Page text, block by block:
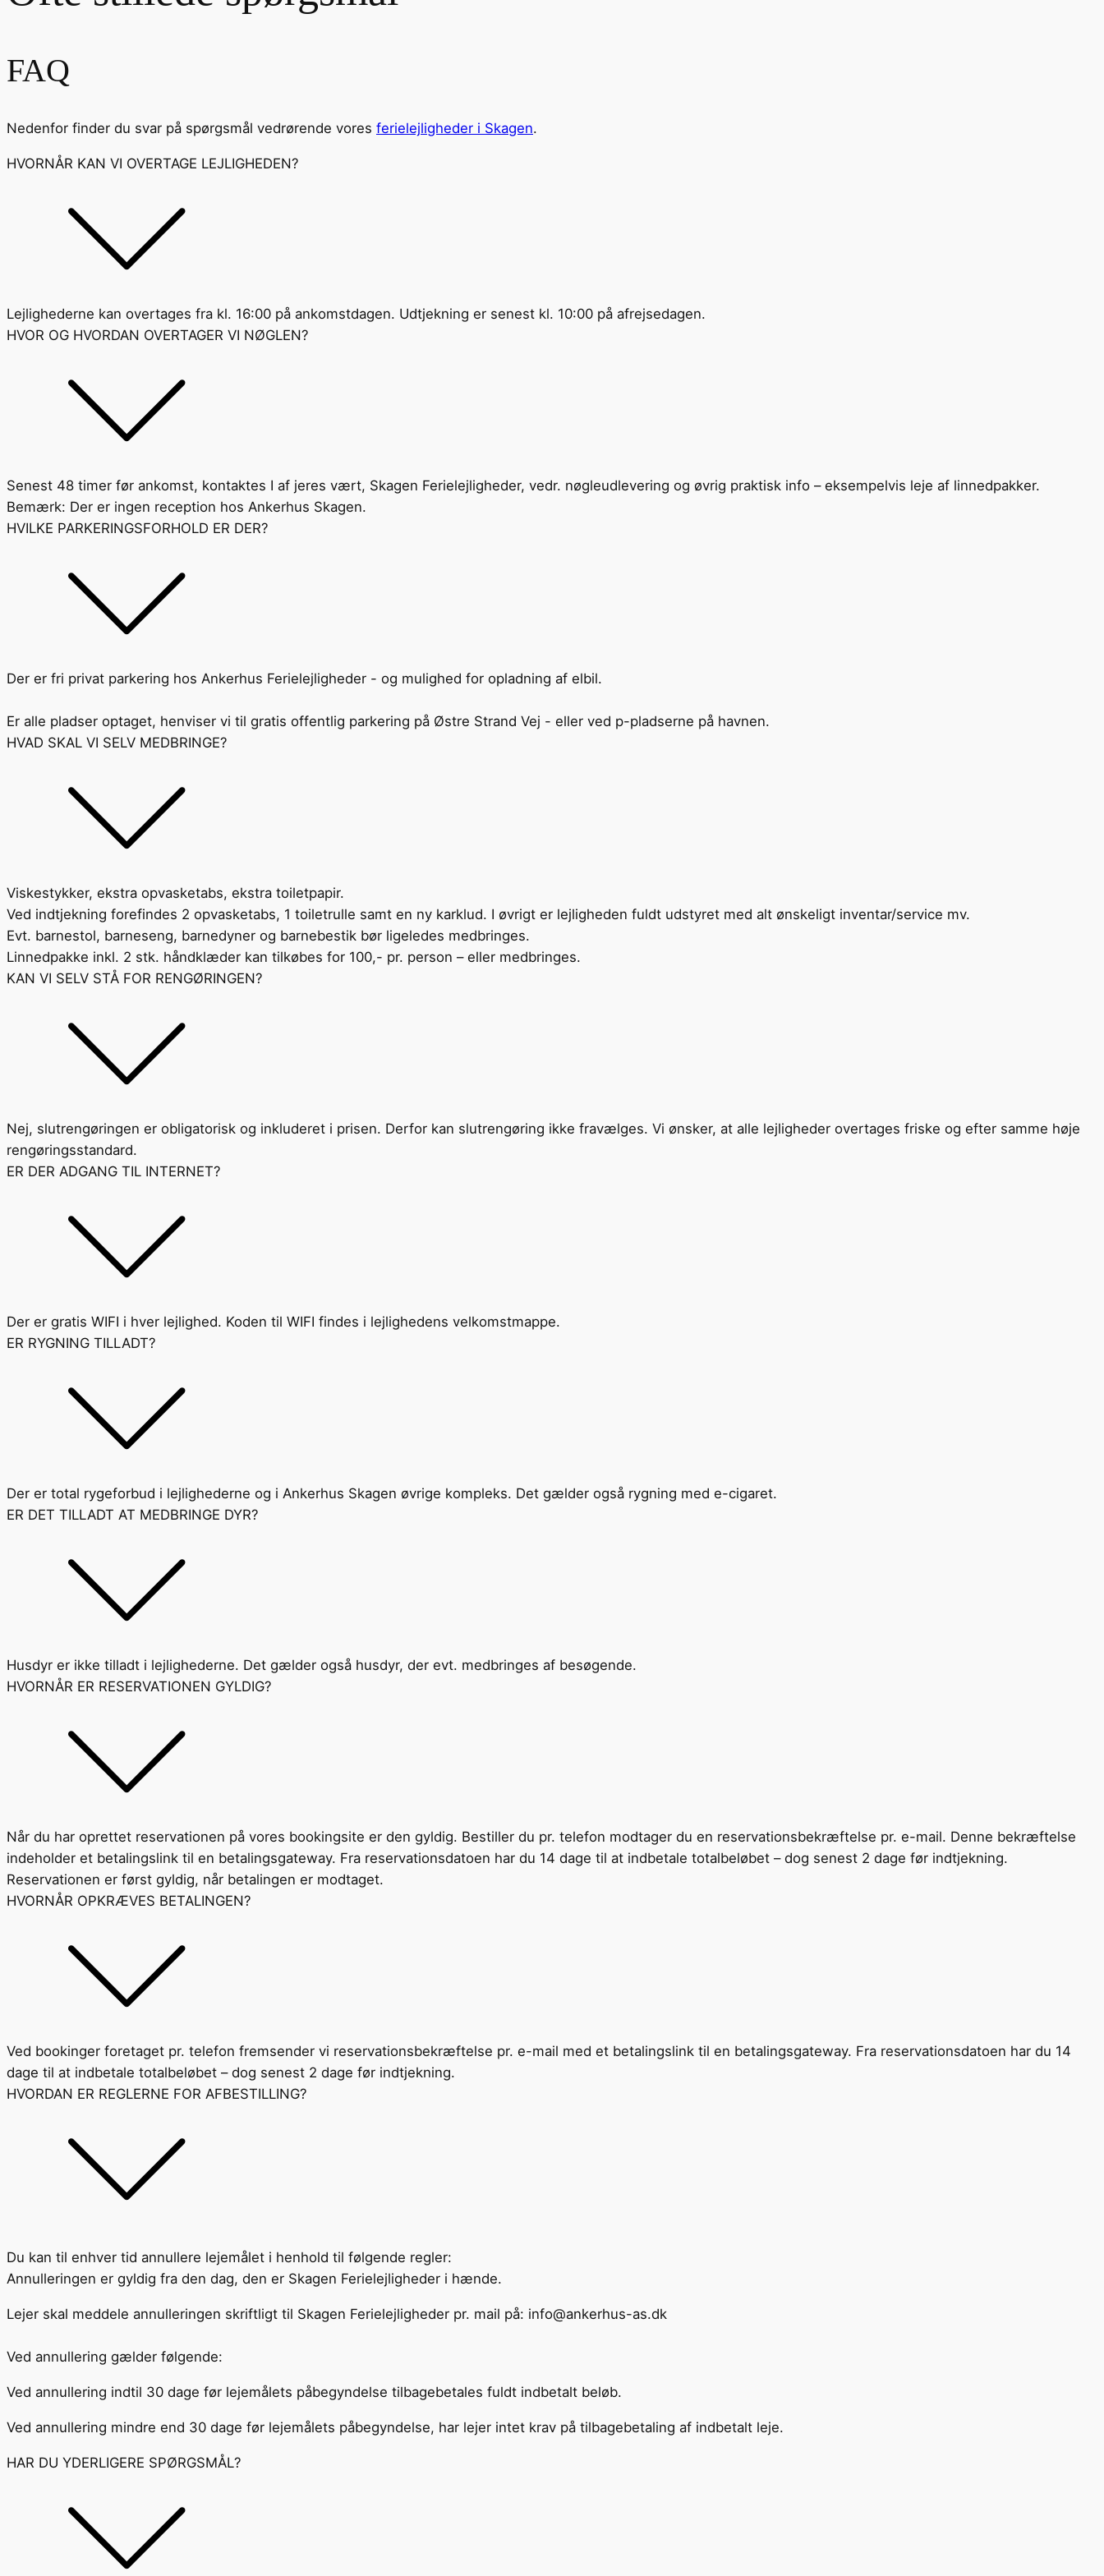
FAQ
Nedenfor finder du svar på spørgsmål vedrørende vores ferielejligheder i Skagen.
HVORNÅR KAN VI OVERTAGE LEJLIGHEDEN?
Lejlighederne kan overtages fra kl. 16:00 på ankomstdagen. Udtjekning er senest kl. 10:00 på afrejsedagen.
HVOR OG HVORDAN OVERTAGER VI NØGLEN?
Senest 48 timer før ankomst, kontaktes I af jeres vært, Skagen Ferielejligheder, vedr. nøgleudlevering og øvrig praktisk info – eksempelvis leje af linnedpakker.
Bemærk: Der er ingen reception hos Ankerhus Skagen.
HVILKE PARKERINGSFORHOLD ER DER?
Der er fri privat parkering hos Ankerhus Ferielejligheder - og mulighed for opladning af elbil.
Er alle pladser optaget, henviser vi til gratis offentlig parkering på Østre Strand Vej - eller ved p-pladserne på havnen.
HVAD SKAL VI SELV MEDBRINGE?
Viskestykker, ekstra opvasketabs, ekstra toiletpapir.
Ved indtjekning forefindes 2 opvasketabs, 1 toiletrulle samt en ny karklud. I øvrigt er lejligheden fuldt udstyret med alt ønskeligt inventar/service mv.
Evt. barnestol, barneseng, barnedyner og barnebestik bør ligeledes medbringes.
Linnedpakke inkl. 2 stk. håndklæder kan tilkøbes for 100,- pr. person – eller medbringes.
KAN VI SELV STÅ FOR RENGØRINGEN?
Nej, slutrengøringen er obligatorisk og inkluderet i prisen. Derfor kan slutrengøring ikke fravælges. Vi ønsker, at alle lejligheder overtages friske og efter samme høje
rengøringsstandard.
ER DER ADGANG TIL INTERNET?
Der er gratis WIFI i hver lejlighed. Koden til WIFI findes i lejlighedens velkomstmappe.
ER RYGNING TILLADT?
Der er total rygeforbud i lejlighederne og i Ankerhus Skagen øvrige kompleks. Det gælder også rygning med e-cigaret.
ER DET TILLADT AT MEDBRINGE DYR?
Husdyr er ikke tilladt i lejlighederne. Det gælder også husdyr, der evt. medbringes af besøgende.
HVORNÅR ER RESERVATIONEN GYLDIG?
Når du har oprettet reservationen på vores bookingsite er den gyldig. Bestiller du pr. telefon modtager du en reservationsbekræftelse pr. e-mail. Denne bekræftelse
indeholder et betalingslink til en betalingsgateway. Fra reservationsdatoen har du 14 dage til at indbetale totalbeløbet – dog senest 2 dage før indtjekning.
Reservationen er først gyldig, når betalingen er modtaget.
HVORNÅR OPKRÆVES BETALINGEN?
Ved bookinger foretaget pr. telefon fremsender vi reservationsbekræftelse pr. e-mail med et betalingslink til en betalingsgateway. Fra reservationsdatoen har du 14
dage til at indbetale totalbeløbet – dog senest 2 dage før indtjekning.
HVORDAN ER REGLERNE FOR AFBESTILLING?
Du kan til enhver tid annullere lejemålet i henhold til følgende regler:
Annulleringen er gyldig fra den dag, den er Skagen Ferielejligheder i hænde.
Lejer skal meddele annulleringen skriftligt til Skagen Ferielejligheder pr. mail på: info@ankerhus-as.dk
Ved annullering gælder følgende:
Ved annullering indtil 30 dage før lejemålets påbegyndelse tilbagebetales fuldt indbetalt beløb.
Ved annullering mindre end 30 dage før lejemålets påbegyndelse, har lejer intet krav på tilbagebetaling af indbetalt leje.
HAR DU YDERLIGERE SPØRGSMÅL?